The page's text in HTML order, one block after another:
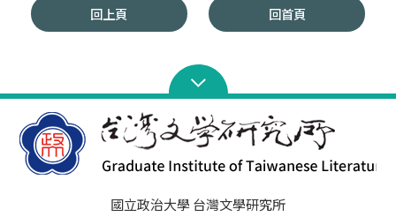
回上頁 回首頁
國立政治大學 台灣文學研究所